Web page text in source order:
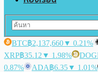
BTC฿2,137,660▼ 0.21%
XRP฿35.12 ▼ 1.98%
0.87%
ADA฿6.35▼ 1.01%